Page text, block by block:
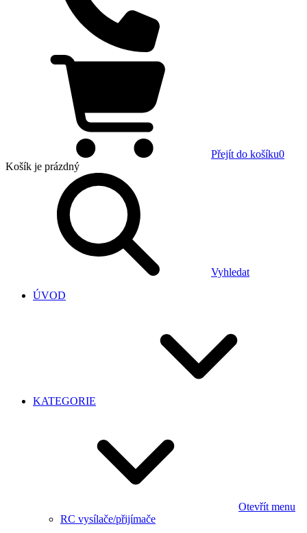
Přejít do košíku0
Košík je prázdný
Vyhledat
ÚVOD
KATEGORIE
Otevřít menu
RC vysílače/přijímače